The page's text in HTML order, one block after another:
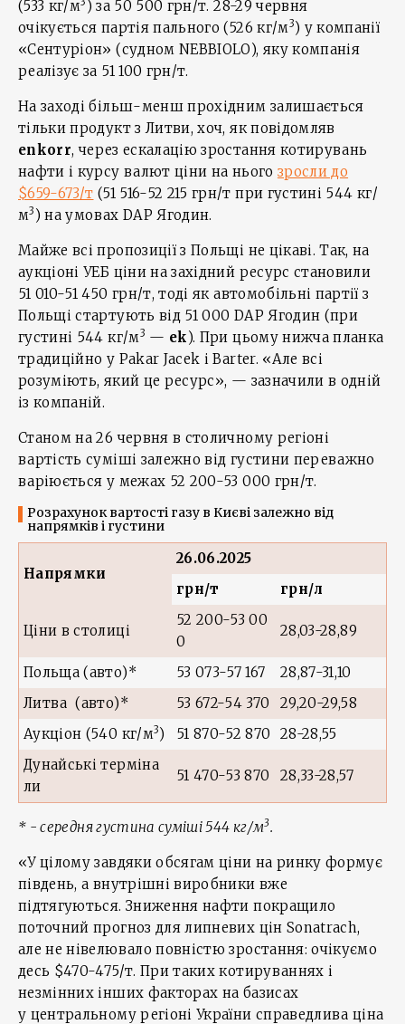
(533 кг/м ) за 50 500 грн/т. 28-29 червня
очікується партія пального (526 кг/м3) у компанії
«Сентуріон» (судном NEBBIOLO), яку компанія
реалізує за 51 100 грн/т.
На заході більш-менш прохідним залишається
тільки продукт з Литви, хоч, як повідомляв
enkorr, через ескалацію зростання котирувань
нафти і курсу валют ціни на нього зросли до
$659-673/т (51 516-52 215 грн/т при густині 544 кг/
м3 ) на умовах DAP Ягодин.
Майже всі пропозиції з Польщі не цікаві. Так, на
аукціоні УЕБ ціни на західний ресурс становили
51 010-51 450 грн/т, тоді як автомобільні партії з
Польщі стартують від 51 000 DAP Ягодин (при
густині 544 кг/м3 — ek). При цьому нижча планка
традиційно у Pakar Jacek і Barter. «Але всі
розуміють, який це ресурс», — зазначили в одній
із компаній.
Станом на 26 червня в столичному регіоні
вартість суміші залежно від густини переважно
варіюється у межах 52 200-53 000 грн/т.
Розрахунок вартості газу в Києві залежно від
напрямків і густини
Напрямки
26.06.2025
грн/т
грн/л
Ціни в столиці
52 200-53 00
0
28,03-28,89
Польща (авто)* 53 073-57 167
28,87-31,10
Литва (авто)*
53 672-54 370
29,20-29,58
Аукціон (540 кг/м3) 51 870-52 870
28-28,55
Дунайські терміна
ли
51 470-53 870 28,33-28,57
* - середня густина суміші 544 кг/м3.
«У цілому завдяки обсягам ціни на ринку формує
південь, а внутрішні виробники вже
підтягуються. Зниження нафти покращило
поточний прогноз для липневих цін Sonatrach,
але не нівелювало повністю зростання: очікуємо
десь $470-475/т. При таких котируваннях і
незмінних інших факторах на базисах
у центральному регіоні України справедлива ціна